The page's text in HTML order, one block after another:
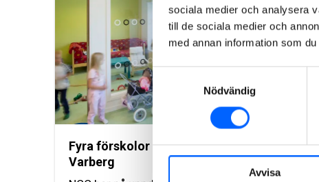
sociala medier och analysera
till de sociala medier och
med annan information som
Samtyckesval
Nödvändig
Avvisa
Fyra förskolor strategisk partnering
Varberg